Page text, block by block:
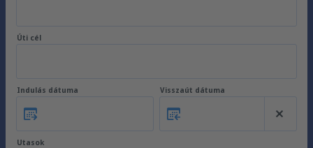
Úti cél
Indulás dátuma Visszaút dátuma
Utasok